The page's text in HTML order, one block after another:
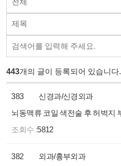
443개의 글이 등록되어 있습니다.
383
신경과/신경외과
조회수 :5812
382
외과/흉부외과